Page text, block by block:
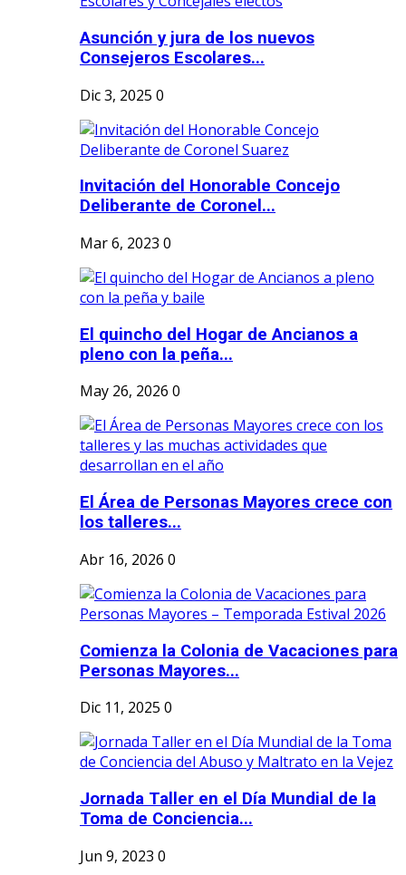
Asunción y jura de los nuevos
Consejeros Escolares...
Dic 3, 2025 0
Invitación del Honorable Concejo
Deliberante de Coronel...
Mar 6, 2023 0
El quincho del Hogar de Ancianos a
pleno con la peña...
May 26, 2026 0
El Área de Personas Mayores crece con
los talleres...
Abr 16, 2026 0
Comienza la Colonia de Vacaciones para
Personas Mayores...
Dic 11, 2025 0
Jornada Taller en el Día Mundial de la
Toma de Conciencia...
Jun 9, 2023 0